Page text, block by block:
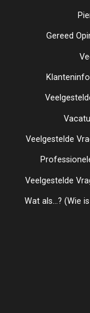
Gereed
Veelgestelde
Veelgestelde
Wat als...? (Wie